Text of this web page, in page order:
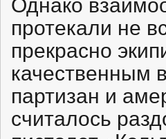
протекали не
прекрасно
качественным
партизан и
считалось